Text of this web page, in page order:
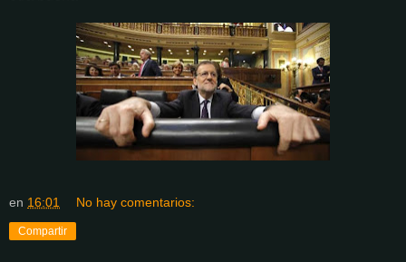
en 16:01 No hay comentarios:
Compartir